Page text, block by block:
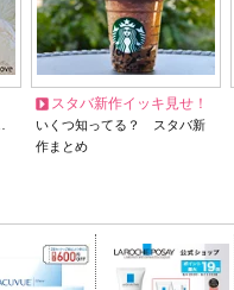
スタバ新作イッキ見せ！
いくつ知ってる？ スタバ新
作まとめ